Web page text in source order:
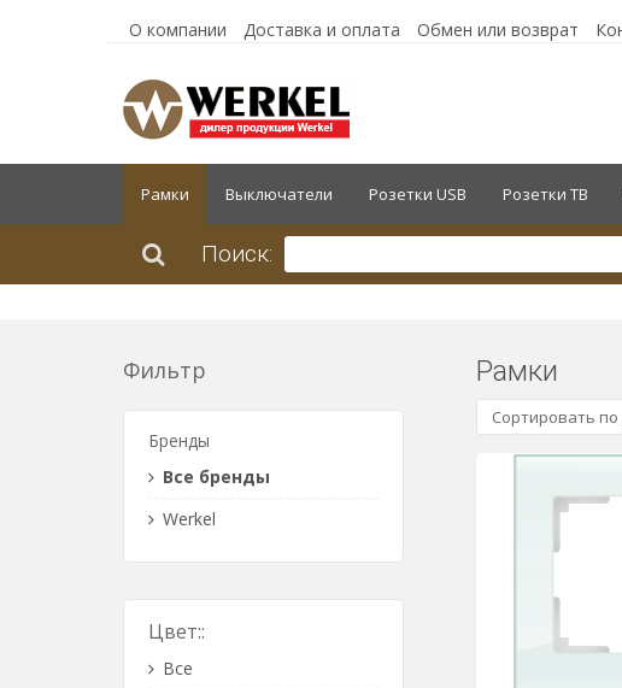
О компании Доставка и оплата Обмен или возврат
Рамки Выключатели Розетки USB Розетки ТВ
Поиск:
Фильтр
Бренды
Все бренды
Werkel
Цвет::
Все
Рамки
Сортировать по